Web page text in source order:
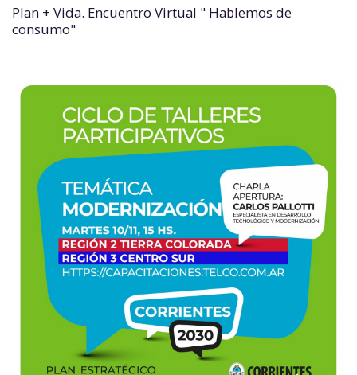
Plan + Vida. Encuentro Virtual " Hablemos de
consumo"